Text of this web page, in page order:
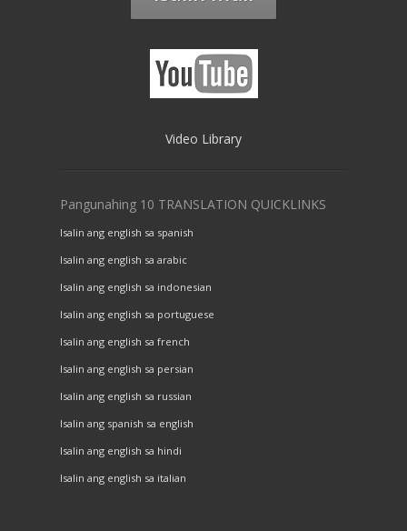
Video Library
Pangunahing 10 TRANSLATION QUICKLINKS
Isalin ang english sa spanish
Isalin ang english sa arabic
Isalin ang english sa indonesian
Isalin ang english sa portuguese
Isalin ang english sa french
Isalin ang english sa persian
Isalin ang english sa russian
Isalin ang spanish sa english
Isalin ang english sa hindi
Isalin ang english sa italian